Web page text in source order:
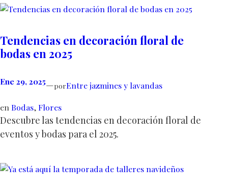
Tendencias en decoración floral de
bodas en 2025
Ene 29, 2025—porEntre jazmines y lavandas
en Bodas, Flores
Descubre las tendencias en decoración floral de
eventos y bodas para el 2025.